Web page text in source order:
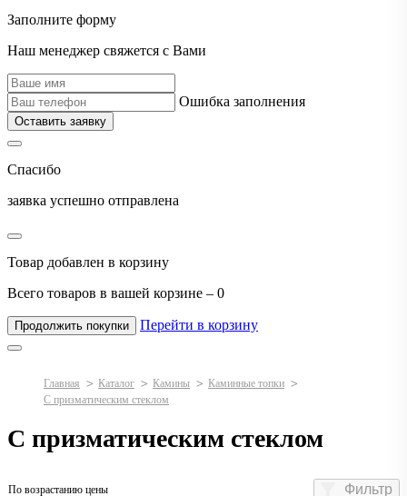
Заполните форму
Наш менеджер свяжется с Вами
Ошибка заполнения
Оставить заявку
Спасибо
заявка успешно отправлена
Товар добавлен в корзину
Всего товаров в вашей корзине – 0
Продолжить покупки Перейти в корзину
Главная Каталог Камины
Каминные топки
С призматическим стеклом
С призматическим стеклом
По возрастанию цены Фильтр